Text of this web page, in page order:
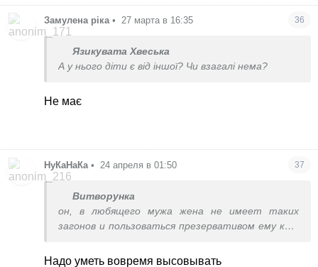
Замулена ріка • 27 марта в 16:35 36
Язикувата Хвеська
А у нього діти є від іншої? Чи взагалі нема?
Не має
НуКаНаКа • 24 апреля в 01:50 37
Витворунка
он, в любящего мужа жена не имеет таких
загонов и пользоваться презервативом ему кто
Надо уметь вовремя высовывать